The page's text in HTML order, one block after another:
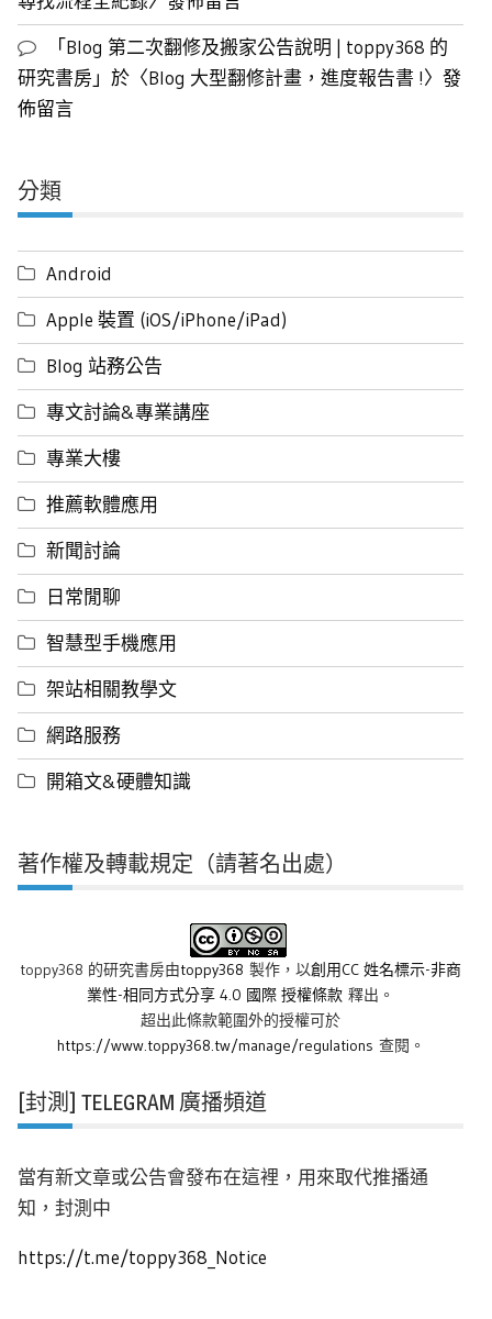
「Blog 第二次翻修及搬家公告說明 | toppy368 的
研究書房」於〈Blog 大型翻修計畫，進度報告書 !〉發
佈留言
分類
Android
Apple 裝置 (iOS/iPhone/iPad)
Blog 站務公告
專文討論&專業講座
專業大樓
推薦軟體應用
新聞討論
日常閒聊
智慧型手機應用
架站相關教學文
網路服務
開箱文&硬體知識
著作權及轉載規定（請著名出處）
toppy368 的研究書房由toppy368 製作，以創用CC 姓名標示-非商
業性-相同方式分享 4.0 國際 授權條款 釋出。
超出此條款範圍外的授權可於
https://www.toppy368.tw/manage/regulations 查閱。
[封測] TELEGRAM 廣播頻道
當有新文章或公告會發布在這裡，用來取代推播通
知，封測中
https://t.me/toppy368_Notice